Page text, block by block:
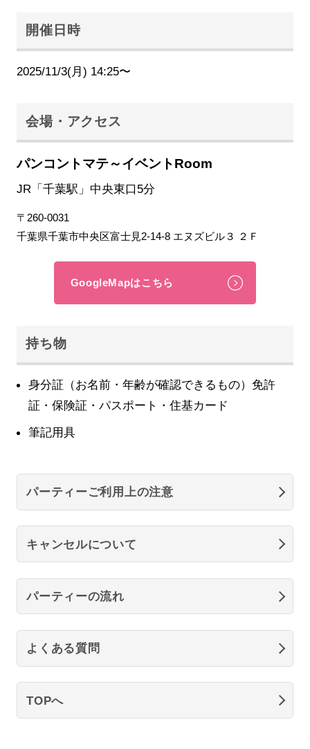
開催日時
2025/11/3(月) 14:25〜
会場・アクセス
パンコントマテ～イベントRoom
JR「千葉駅」中央東口5分
〒260-0031
千葉県千葉市中央区富士見2-14-8 エヌズビル３ ２Ｆ
GoogleMapはこちら
持ち物
身分証（お名前・年齢が確認できるもの）免許
証・保険証・パスポート・住基カード
筆記用具
パーティーご利用上の注意
キャンセルについて
パーティーの流れ
よくある質問
TOPへ